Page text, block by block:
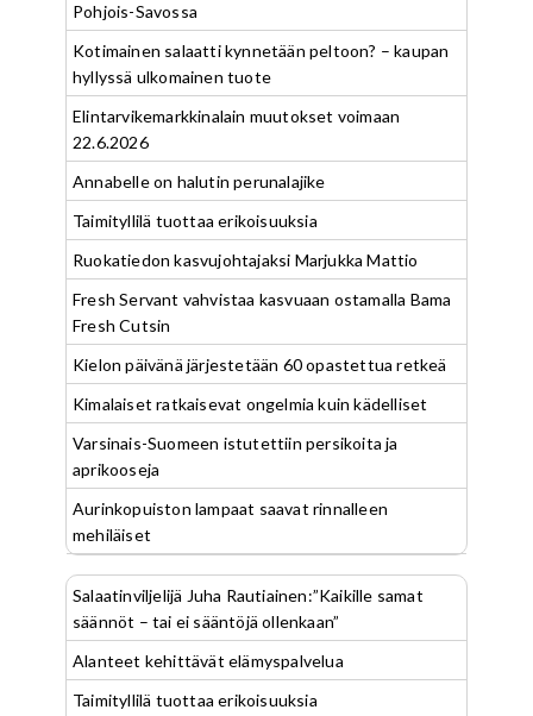
Pohjois-Savossa
Kotimainen salaatti kynnetään peltoon? – kaupan
hyllyssä ulkomainen tuote
Elintarvikemarkkinalain muutokset voimaan
22.6.2026
Annabelle on halutin perunalajike
Taimityllilä tuottaa erikoisuuksia
Ruokatiedon kasvujohtajaksi Marjukka Mattio
Fresh Servant vahvistaa kasvuaan ostamalla Bama
Fresh Cutsin
Kielon päivänä järjestetään 60 opastettua retkeä
Kimalaiset ratkaisevat ongelmia kuin kädelliset
Varsinais-Suomeen istutettiin persikoita ja
aprikooseja
Aurinkopuiston lampaat saavat rinnalleen
mehiläiset
Salaatinviljelijä Juha Rautiainen:”Kaikille samat
säännöt – tai ei sääntöjä ollenkaan”
Alanteet kehittävät elämyspalvelua
Taimityllilä tuottaa erikoisuuksia